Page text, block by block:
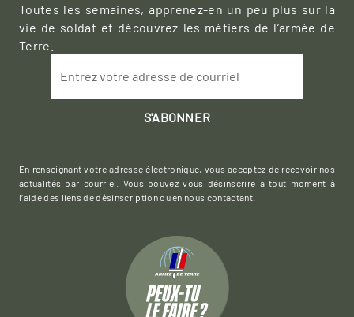
Toutes les semaines, apprenez-en un peu plus sur la
vie de soldat et découvrez les métiers de l’armée de
Terre.
Entrez votre adresse de courriel
S'ABONNER
En renseignant votre adresse électronique, vous acceptez de recevoir nos
actualités par courriel. Vous pouvez vous désinscrire à tout moment à
l’aide des liens de désinscription ou en nous contactant.